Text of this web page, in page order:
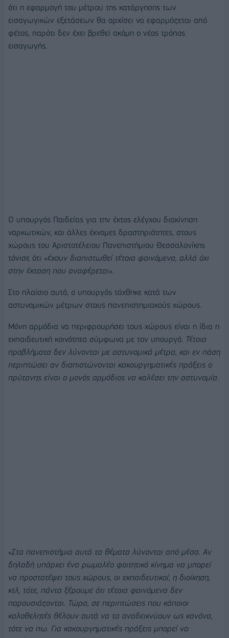
ότι η εφαρμογή του μέτρου της κατάργησης των
εισαγωγικών εξετάσεων θα αρχίσει να εφαρμόζεται από
φέτος, παρότι δεν έχει βρεθεί ακόμη ο νέος τρόπος
εισαγωγής.
Ο υπουργός Παιδείας για την έκτος ελέγχου διακίνηση
ναρκωτικών, και άλλες έκνομες δραστηριότητες, στους
χώρους του Αριστοτέλειου Πανεπιστήμιου Θεσσαλονίκης
τόνισε ότι «έχουν διαπιστωθεί τέτοια φαινόμενα, αλλά όχι
στην έκταση που αναφέρεται».
Στο πλαίσιο αυτό, ο υπουργός τάχθηκε κατά των
αστυνομικών μέτρων στους πανεπιστημιακούς χώρους.
Μόνη αρμόδια να περιφρουρήσει τους χώρους είναι η ίδια η
εκπαιδευτική κοινότητα σύμφωνα με τον υπουργό. Τέτοια
προβλήματα δεν λύνονται με αστυνομικά μέτρα, και εν πάση
περιπτώσει αν διαπιστώνονται κακουργηματικές πράξεις ο
πρύτανης είναι ο μονός αρμόδιος να καλέσει την αστυνομία.
«Στα πανεπιστήμια αυτά τα θέματα λύνονται από μέσα. Αν
δηλαδή υπάρχει ένα ρωμαλέο φοιτητικό κίνημα να μπορεί
να προστατέψει τους χώρους, οι εκπαιδευτικοί, η διοίκηση,
κτλ, τότε, πάντα ξέρουμε ότι τέτοια φαινόμενα δεν
παρουσιάζονται. Τώρα, σε περιπτώσεις που κάποιοι
καλοθελητές θέλουν αυτά να τα αναδεικνύουν ως κανόνα,
τότε να πω. Για κακουργηματικές πράξεις μπορεί να